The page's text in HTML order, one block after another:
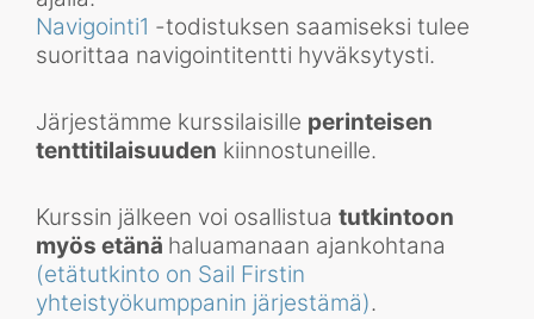
Navigointi1 -todistuksen saamiseksi tulee
suorittaa navigointitentti hyväksytysti.
Järjestämme kurssilaisille perinteisen
tenttitilaisuuden kiinnostuneille.
Kurssin jälkeen voi osallistua tutkintoon
myös etänä haluamanaan ajankohtana
(etätutkinto on Sail Firstin
yhteistyökumppanin järjestämä).